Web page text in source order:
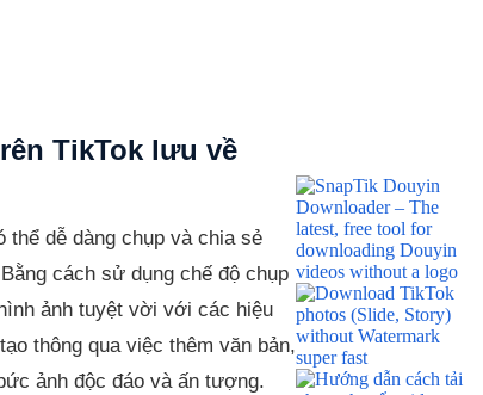
TikTok lưu về
dễ dàng chụp và chia sẻ
cách sử dụng chế độ chụp
ảnh tuyệt vời với các hiệu
thông qua việc thêm văn bản,
ảnh độc đáo và ấn tượng.